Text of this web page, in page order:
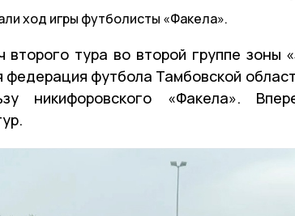
ход игры футболисты «Факела».
второго тура во второй группе зоны
федерация футбола Тамбовской
никифоровского «Факела».